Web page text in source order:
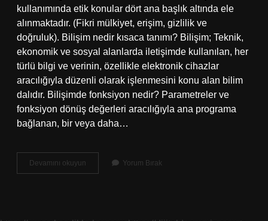
kullanımında etik konular dört ana başlık altında ele
alınmaktadır. (Fikri mülkiyet, erişim, gizlilik ve
doğruluk). Bilişim nedir kısaca tanımı? Bilişim; Teknik,
ekonomik ve sosyal alanlarda iletişimde kullanılan, her
türlü bilgi ve verinin, özellikle elektronik cihazlar
aracılığıyla düzenli olarak işlenmesini konu alan bilim
dalıdır. Bilişimde fonksiyon nedir? Parametreler ve
fonksiyon dönüş değerleri aracılığıyla ana programa
bağlanan, bir veya daha…
Devamını okuyun Biçimsellik
Nedir
Yorum Bırak